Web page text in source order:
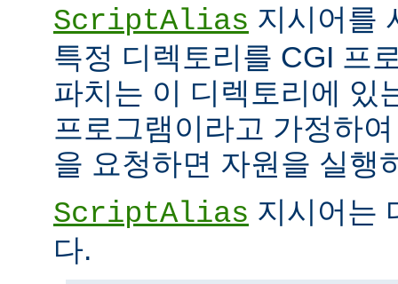
ScriptAlias 지시어를
특정 디렉토리를 CGI 프
파치는 이 디렉토리에 있
프로그램이라고 가정하
을 요청하면 자원을 실행
ScriptAlias 지시어는
다.